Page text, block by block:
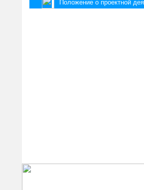
Положение о проектной